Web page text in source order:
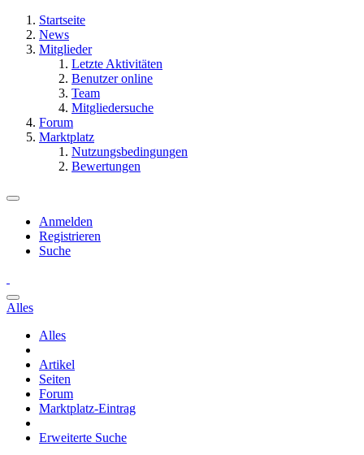
Startseite
News
Mitglieder
Letzte Aktivitäten
Benutzer online
Team
Mitgliedersuche
Forum
Marktplatz
Nutzungsbedingungen
Bewertungen
Anmelden
Registrieren
Suche
Alles
Alles
Artikel
Seiten
Forum
Marktplatz-Eintrag
Erweiterte Suche